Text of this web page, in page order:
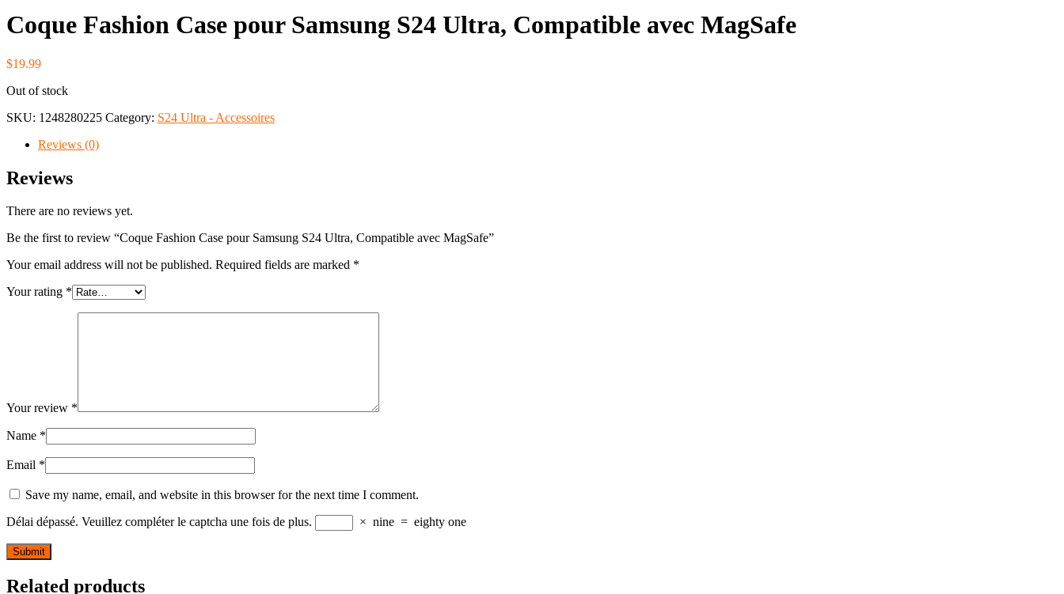
Coque Fashion Case pour Samsung S24 Ultra, Compatible avec MagSafe
$19.99
Out of stock
SKU: 1248280225 Category: S24 Ultra - Accessoires
Reviews (0)
Reviews
There are no reviews yet.
Be the first to review “Coque Fashion Case pour Samsung S24 Ultra, Compatible avec MagSafe”
Your email address will not be published. Required fields are marked *
Your rating *
Your review *
Name *
Email *
Save my name, email, and website in this browser for the next time I comment.
Délai dépassé. Veuillez compléter le captcha une fois de plus.
× nine = eighty one
Related products